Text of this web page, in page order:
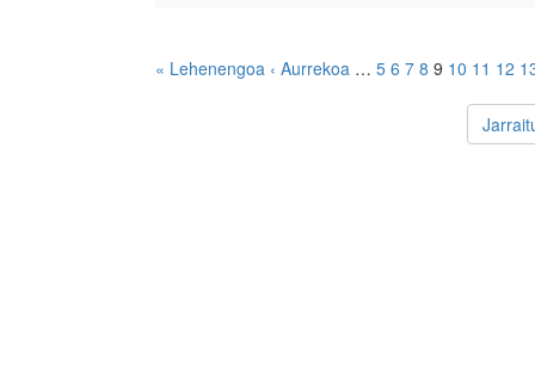
« Lehenengoa ‹ Aurrekoa … 5 6 7 8 9 10 11 12